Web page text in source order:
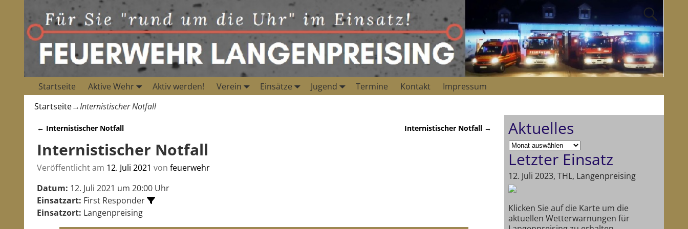
Startseite Aktive Wehr Aktiv werden! Verein Einsätze Jugend Termine Kontakt
Impressum
Startseite→Internistischer Notfall
← Internistischer Notfall Internistischer Notfall →
Internistischer Notfall
Veröffentlicht am 12. Juli 2021 von feuerwehr
Datum: 12. Juli 2021 um 20:00 Uhr
Einsatzart: First Responder
Einsatzort: Langenpreising
Aktuelles
Letzter Einsatz
12. Juli 2023, THL, Langenpreising
Klicken Sie auf die Karte um die
aktuellen Wetterwarnungen für